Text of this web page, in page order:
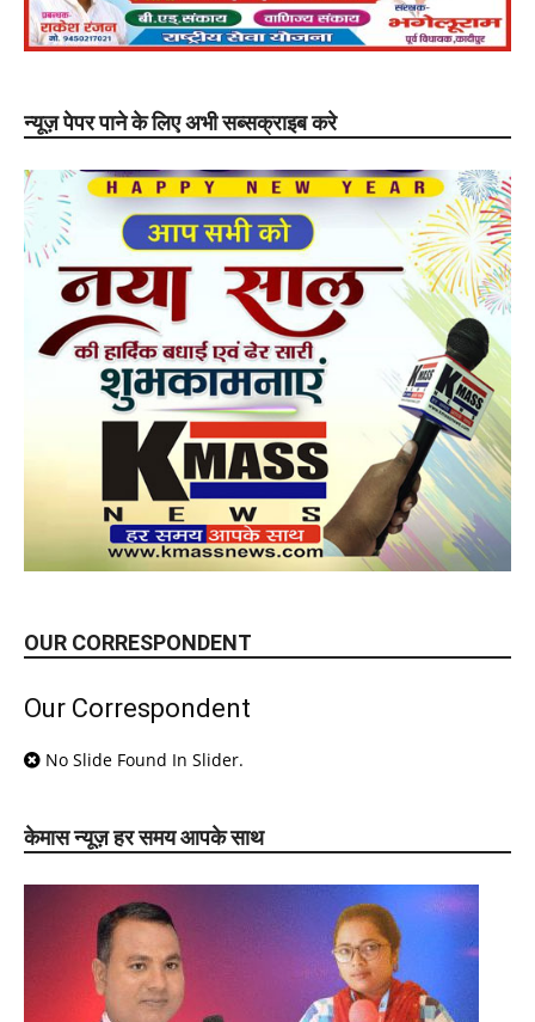
न्यूज़ पेपर पाने के लिए अभी सब्सक्राइब करे
OUR CORRESPONDENT
Our Correspondent
No Slide Found In Slider.
केमास न्यूज़ हर समय आपके साथ